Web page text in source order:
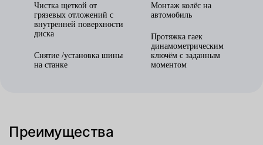
Чистка щеткой от
грязевых отложений с
внутренней поверхности
диска
Снятие /установка шины
на станке
Монтаж колёс на
автомобиль
Протяжка гаек
динамометрическим
ключём с заданным
моментом
Преимущества